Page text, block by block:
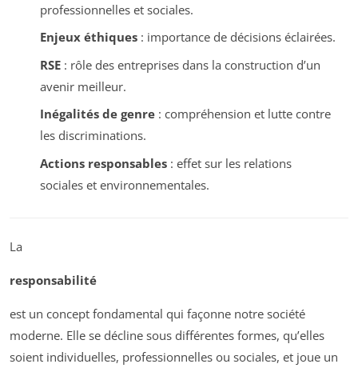
professionnelles et sociales.
Enjeux éthiques: importance de décisions éclairées.
RSE: rôle des entreprises dans la construction d’un
avenir meilleur.
Inégalités de genre: compréhension et lutte contre
les discriminations.
Actions responsables: effet sur les relations
sociales et environnementales.
La
responsabilité
est un concept fondamental qui façonne notre société
moderne. Elle se décline sous différentes formes, qu’elles
soient individuelles, professionnelles ou sociales, et joue un